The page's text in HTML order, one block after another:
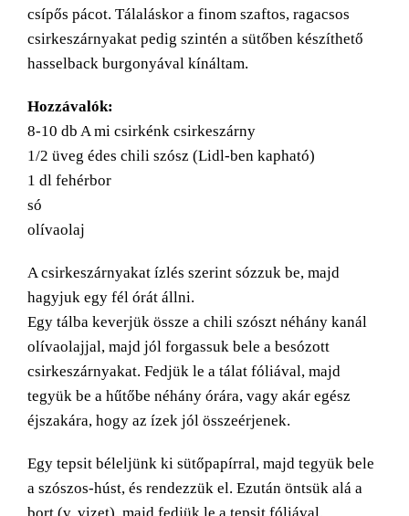
csípős pácot. Tálaláskor a finom szaftos, ragacsos
csirkeszárnyakat pedig szintén a sütőben készíthető
hasselback burgonyával kínáltam.
Hozzávalók:
8-10 db A mi csirkénk csirkeszárny
1/2 üveg édes chili szósz (Lidl-ben kapható)
1 dl fehérbor
só
olívaolaj
A csirkeszárnyakat ízlés szerint sózzuk be, majd
hagyjuk egy fél órát állni.
Egy tálba keverjük össze a chili szószt néhány kanál
olívaolajjal, majd jól forgassuk bele a besózott
csirkeszárnyakat. Fedjük le a tálat fóliával, majd
tegyük be a hűtőbe néhány órára, vagy akár egész
éjszakára, hogy az ízek jól összeérjenek.
Egy tepsit béleljünk ki sütőpapírral, majd tegyük bele
a szószos-húst, és rendezzük el. Ezután öntsük alá a